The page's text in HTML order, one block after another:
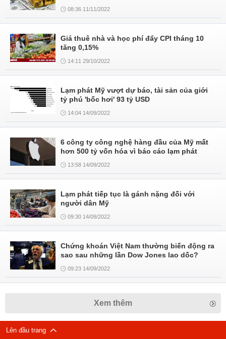
08:36 11/11/2022
Giá thuê nhà và học phí đẩy CPI tháng 10
tăng 0,15%
14:11 29/10/2022
Lạm phát Mỹ vượt dự báo, tài sản của giới
tỷ phú 'bốc hơi' 93 tỷ USD
14:04 14/09/2022
6 công ty công nghệ hàng đầu của Mỹ mất
hơn 500 tỷ vốn hóa vì báo cáo lạm phát
13:58 14/09/2022
Lạm phát tiếp tục là gánh nặng đối với
người dân Mỹ
09:30 14/09/2022
Chứng khoán Việt Nam thường biến động ra
sao sau những lần Dow Jones lao dốc?
09:23 14/09/2022
Xem thêm
Lên đầu trang